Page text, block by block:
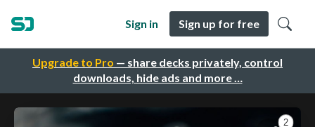
Upgrade to Pro — share decks privately, control
downloads, hide ads and more …
Sign in Sign up for free